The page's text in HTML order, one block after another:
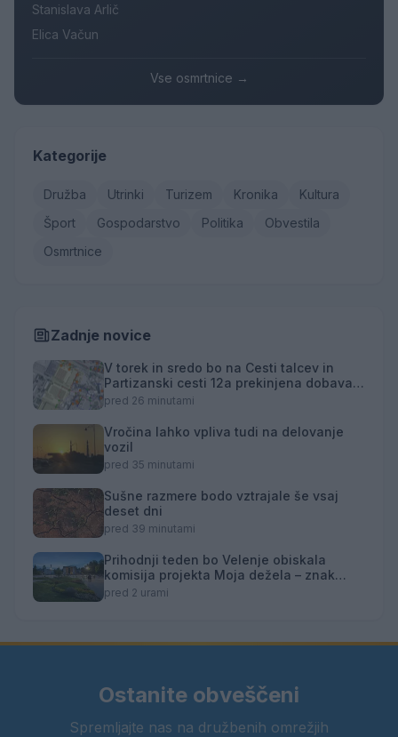
Stanislava Arlič
Elica Vačun
Vse osmrtnice →
Kategorije
Družba Utrinki Turizem Kronika
Kultura
Šport
Gospodarstvo Politika
Obvestila
Osmrtnice
Zadnje novice
V torek in sredo bo na Cesti talcev in
Partizanski cesti 12a prekinjena dobava
toplotne energije
pred 26 minutami
Vročina lahko vpliva tudi na delovanje
vozil
pred 35 minutami
Sušne razmere bodo vztrajale še vsaj
deset dni
pred 39 minutami
Prihodnji teden bo Velenje obiskala
komisija projekta Moja dežela – znak
gostoljubnosti
pred 2 urami
Ostanite obveščeni
Spremljajte nas na družbenih omrežjih